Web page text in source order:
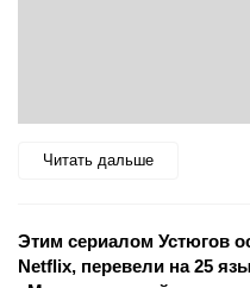
Читать дальше
Этим сериалом Устюгов
Netflix, перевели на 25